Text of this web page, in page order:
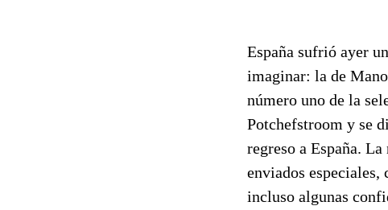
España sufrió ayer
imaginar: la de
número uno de la
Potchefstroom y se
regreso a España.
enviados especiales,
incluso algunas